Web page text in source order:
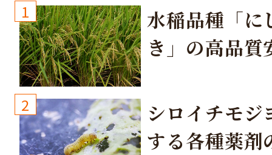
1
水稲品種「に
き」の高品質
2
シロイチモジ
する各種薬剤